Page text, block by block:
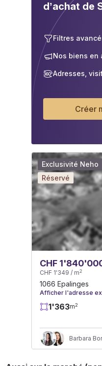
d’achat de
Filtres
Nos biens en
Adresses,
Créer
CHF
CHF 1'349 / m2
1066 Epalinges
Afficher l'adresse
1'363m2
Barbara
Exclusivité Neho
Réservé